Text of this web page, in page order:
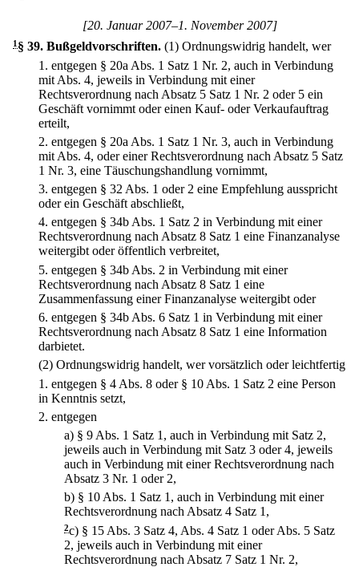
[20. Januar 2007–1. November 2007]
1§ 39. Bußgeldvorschriften. (1) Ordnungswidrig handelt, wer
1. entgegen § 20a Abs. 1 Satz 1 Nr. 2, auch in Verbindung
mit Abs. 4, jeweils in Verbindung mit einer
Rechtsverordnung nach Absatz 5 Satz 1 Nr. 2 oder 5 ein
Geschäft vornimmt oder einen Kauf- oder Verkaufauftrag
erteilt,
2. entgegen § 20a Abs. 1 Satz 1 Nr. 3, auch in Verbindung
mit Abs. 4, oder einer Rechtsverordnung nach Absatz 5 Satz
1 Nr. 3, eine Täuschungshandlung vornimmt,
3. entgegen § 32 Abs. 1 oder 2 eine Empfehlung ausspricht
oder ein Geschäft abschließt,
4. entgegen § 34b Abs. 1 Satz 2 in Verbindung mit einer
Rechtsverordnung nach Absatz 8 Satz 1 eine Finanzanalyse
weitergibt oder öffentlich verbreitet,
5. entgegen § 34b Abs. 2 in Verbindung mit einer
Rechtsverordnung nach Absatz 8 Satz 1 eine
Zusammenfassung einer Finanzanalyse weitergibt oder
6. entgegen § 34b Abs. 6 Satz 1 in Verbindung mit einer
Rechtsverordnung nach Absatz 8 Satz 1 eine Information
darbietet.
(2) Ordnungswidrig handelt, wer vorsätzlich oder leichtfertig
1. entgegen § 4 Abs. 8 oder § 10 Abs. 1 Satz 2 eine Person
in Kenntnis setzt,
2. entgegen
a) § 9 Abs. 1 Satz 1, auch in Verbindung mit Satz 2,
jeweils auch in Verbindung mit Satz 3 oder 4, jeweils
auch in Verbindung mit einer Rechtsverordnung nach
Absatz 3 Nr. 1 oder 2,
b) § 10 Abs. 1 Satz 1, auch in Verbindung mit einer
Rechtsverordnung nach Absatz 4 Satz 1,
2c) § 15 Abs. 3 Satz 4, Abs. 4 Satz 1 oder Abs. 5 Satz
2, jeweils auch in Verbindung mit einer
Rechtsverordnung nach Absatz 7 Satz 1 Nr. 2,